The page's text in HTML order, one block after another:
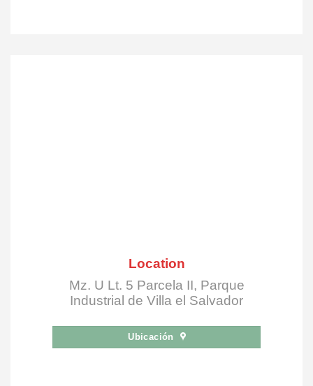
Location
Mz. U Lt. 5 Parcela II, Parque
Industrial de Villa el Salvador
Ubicación